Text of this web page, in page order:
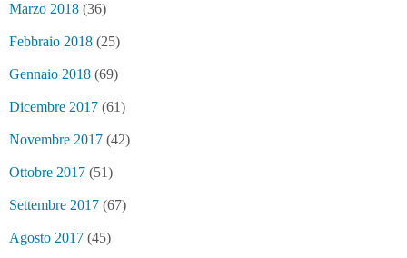
Marzo 2018 (36)
Febbraio 2018 (25)
Gennaio 2018 (69)
Dicembre 2017 (61)
Novembre 2017 (42)
Ottobre 2017 (51)
Settembre 2017 (67)
Agosto 2017 (45)